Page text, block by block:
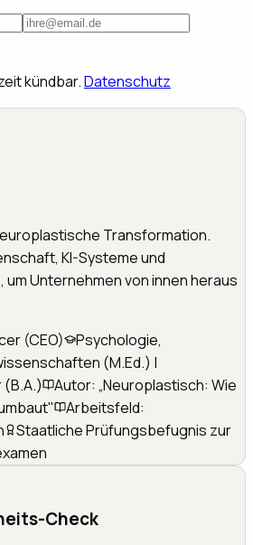
kündbar.Datenschutz
Transformation.
KI-Systeme und
Unternehmen von innen heraus
(CEO)
Psychologie,
(M.Ed.) |
Autor: „Neuroplastisch: Wie
Arbeitsfeld:
Staatliche Prüfungsbefugnis zur
Check